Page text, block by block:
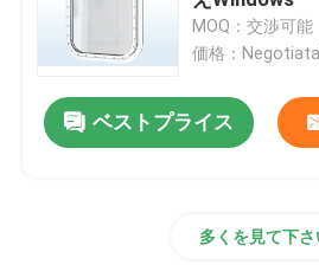
海洋のハッチ カバー
アルミニウム海洋のマンホー
MOQ：交渉可能
価格：
ベストプライス
多くを見て下さ